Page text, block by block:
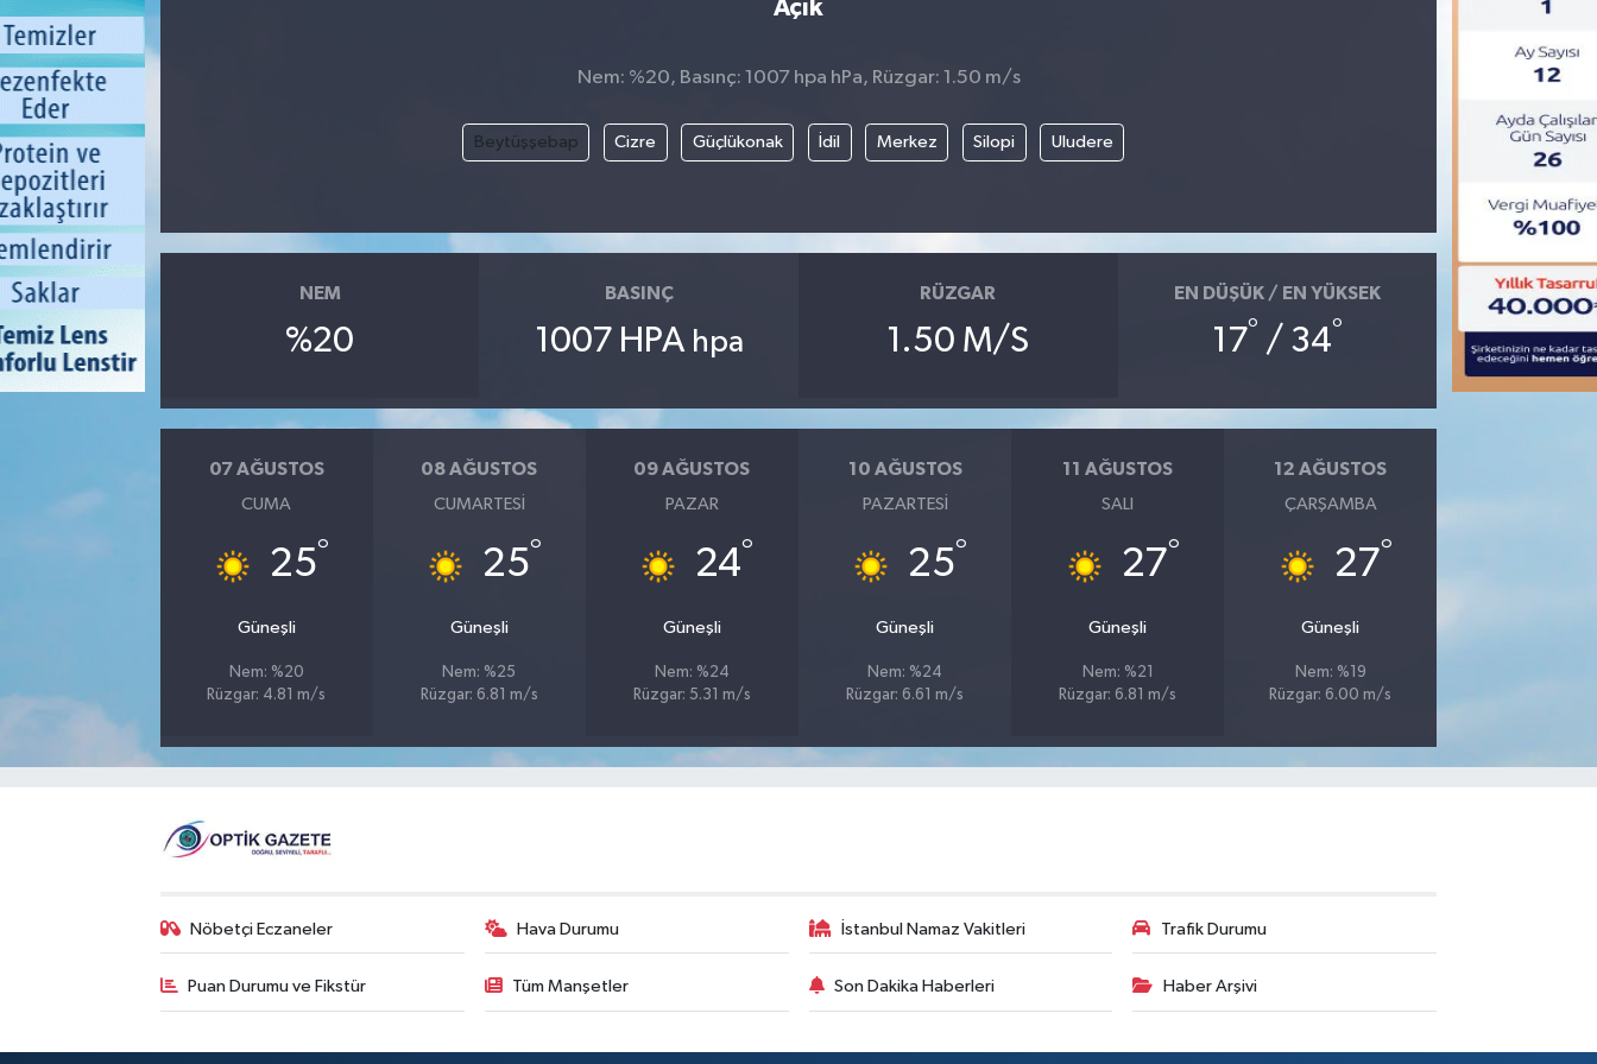
Açık
Nem: %20, Basınç: 1007 hpa hPa, Rüzgar: 1.50 m/s
Beytüşşebap Cizre Güçlükonak İdil Merkez Silopi Uludere
NEM
%20
BASINÇ
1007 HPA hpa
RÜZGAR
1.50 M/S
EN DÜŞÜK / EN YÜKSEK
17° / 34°
07 AĞUSTOS
CUMA
25°
Güneşli
Nem: %20
Rüzgar: 4.81 m/s
08 AĞUSTOS
CUMARTESI
25°
Güneşli
Nem: %25
Rüzgar: 6.81 m/s
09 AĞUSTOS
PAZAR
24°
Güneşli
Nem: %24
Rüzgar: 5.31 m/s
10 AĞUSTOS
PAZARTESI
25°
Güneşli
Nem: %24
Rüzgar: 6.61 m/s
11 AĞUSTOS
SALI
27°
Güneşli
Nem: %21
Rüzgar: 6.81 m/s
12 AĞUSTOS
ÇARŞAMBA
27°
Güneşli
Nem: %19
Rüzgar: 6.00 m/s
Nöbetçi Eczaneler Hava Durumu İstanbul Namaz Vakitleri Trafik Durumu
Puan Durumu ve Fikstür Tüm Manşetler Son Dakika Haberleri Haber Arşivi